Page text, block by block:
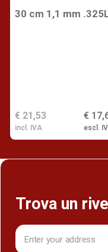
30 cm 1,1 mm
€
escl.
€ 21,53
incl. IVA
Trova un